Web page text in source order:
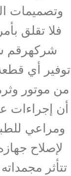
وتصميمات
فلا تقلق
شركهرقم
توفير أي
من موتور
أن إجراءات
ومراعي
لإصلاح
تتأثر